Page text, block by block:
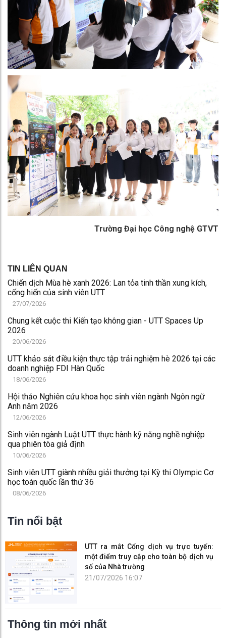
Trường Đại học Công nghệ GTVT
TIN LIÊN QUAN
Chiến dịch Mùa hè xanh 2026: Lan tỏa tinh thần xung kích,
cống hiến của sinh viên UTT
27/07/2026
Chung kết cuộc thi Kiến tạo không gian - UTT Spaces Up
2026
20/06/2026
UTT khảo sát điều kiện thực tập trải nghiệm hè 2026 tại các
doanh nghiệp FDI Hàn Quốc
18/06/2026
Hội thảo Nghiên cứu khoa học sinh viên ngành Ngôn ngữ
Anh năm 2026
12/06/2026
Sinh viên ngành Luật UTT thực hành kỹ năng nghề nghiệp
qua phiên tòa giả định
10/06/2026
Sinh viên UTT giành nhiều giải thưởng tại Kỳ thi Olympic Cơ
học toàn quốc lần thứ 36
08/06/2026
Tin nổi bật
UTT ra mắt Cổng dịch vụ trực tuyến:
một điểm truy cập cho toàn bộ dịch vụ
số của Nhà trường
21/07/2026 16:07
Thông tin mới nhất